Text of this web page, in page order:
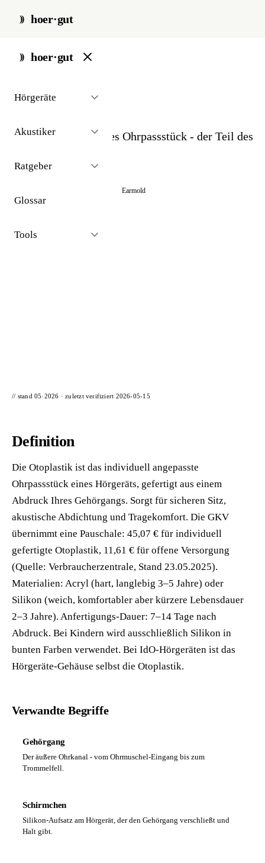
hoer·gut
hoer·gut
Hörgeräte
Akustiker
Ratgeber
Glossar
Tools
start / glossar / otoplastik
Otoplastik
Individuell gefertigtes Ohrpassstück - der Teil des
Earmold
// stand 05·2026 · zuletzt verifiziert 2026-05-15
Definition
Die Otoplastik ist das individuell angepasste
Ohrpassstück eines Hörgeräts, gefertigt aus einem
Abdruck Ihres Gehörgangs. Sorgt für sicheren Sitz,
akustische Abdichtung und Tragekomfort. Die GKV
übernimmt eine Pauschale: 45,07 € für individuell
gefertigte Otoplastik, 11,61 € für offene Versorgung
(Quelle: Verbraucherzentrale, Stand 23.05.2025).
Materialien: Acryl (hart, langlebig 3–5 Jahre) oder
Silikon (weich, komfortabler aber kürzere Lebensdauer
2–3 Jahre). Anfertigungs-Dauer: 7–14 Tage nach
Abdruck. Bei Kindern wird ausschließlich Silikon in
bunten Farben verwendet. Bei IdO-Hörgeräten ist das
Hörgeräte-Gehäuse selbst die Otoplastik.
Verwandte Begriffe
Gehörgang
Der äußere Ohrkanal - vom Ohrmuschel-Eingang bis zum
Trommelfell.
Schirmchen
Silikon-Aufsatz am Hörgerät, der den Gehörgang verschließt und
Halt gibt.